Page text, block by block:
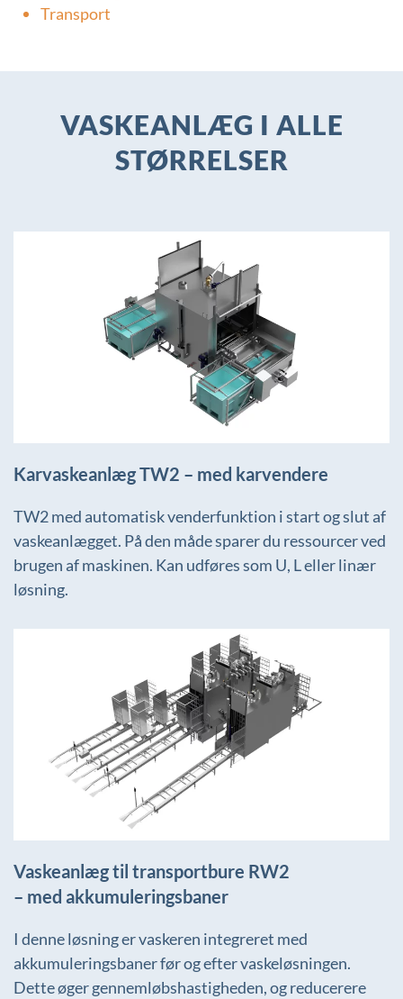
Transport
VASKEANLÆG I ALLE
STØRRELSER
Karvaskeanlæg TW2 – med karvendere
TW2 med automatisk venderfunktion i start og slut af
vaskeanlægget. På den måde sparer du ressourcer ved
brugen af maskinen. Kan udføres som U, L eller linær
løsning.
+
Vaskeanlæg til transportbure RW2
– med akkumuleringsbaner
I denne løsning er vaskeren integreret med
akkumuleringsbaner før og efter vaskeløsningen.
Dette øger gennemløbshastigheden, og reducerere